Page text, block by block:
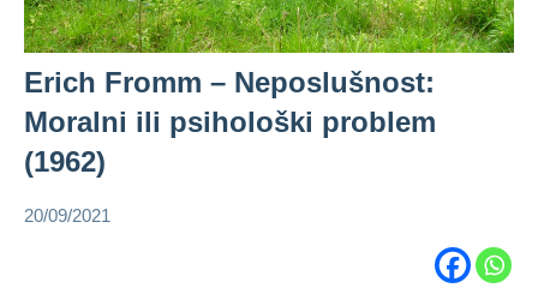
Erich Fromm – Neposlušnost:
Moralni ili psihološki problem
(1962)
20/09/2021